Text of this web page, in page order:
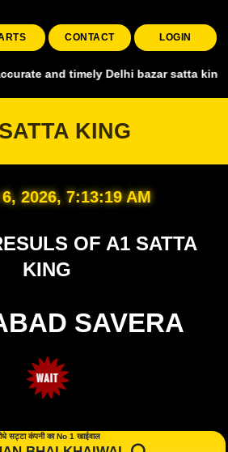
CONTACT LOGIN
Delhi bazar satta king,
KING
2026, 7:13:20 AM
OF A1 SATTA
KING
SAVERA
सट्टा कंपनी का No 1 खाईवाल